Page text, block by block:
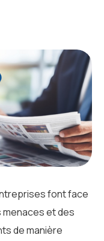
font face
et des
de manière